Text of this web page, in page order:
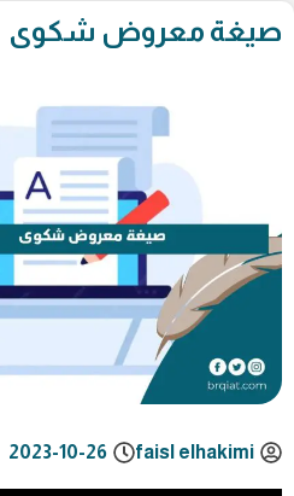
صيغة معروض شكوى
faisl elhakimi
2023-10-26